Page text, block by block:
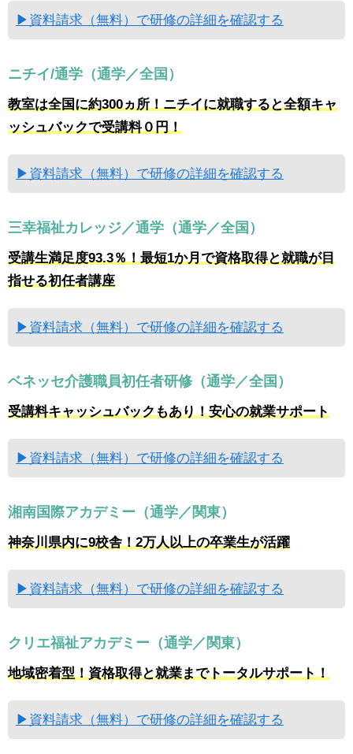
▶資料請求（無料）で研修の詳細を確認する
ニチイ/通学（通学／全国）
教室は全国に約300ヵ所！ニチイに就職すると全額キャ
ッシュバックで受講料０円！
▶資料請求（無料）で研修の詳細を確認する
三幸福祉カレッジ／通学（通学／全国）
受講生満足度93.3％！最短1か月で資格取得と就職が目
指せる初任者講座
▶資料請求（無料）で研修の詳細を確認する
ベネッセ介護職員初任者研修（通学／全国）
受講料キャッシュバックもあり！安心の就業サポート
▶資料請求（無料）で研修の詳細を確認する
湘南国際アカデミー（通学／関東）
神奈川県内に9校舎！2万人以上の卒業生が活躍
▶資料請求（無料）で研修の詳細を確認する
クリエ福祉アカデミー（通学／関東）
地域密着型！資格取得と就業までトータルサポート！
▶資料請求（無料）で研修の詳細を確認する